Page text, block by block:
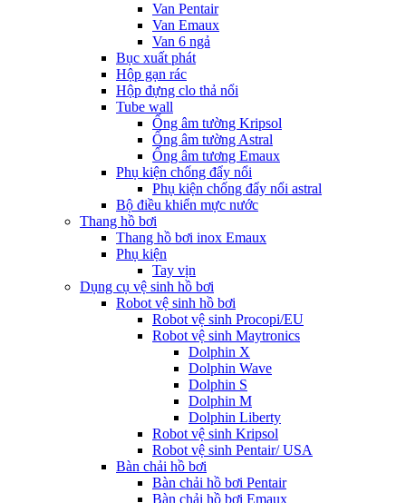
Van Pentair
Van Emaux
Van 6 ngả
Bục xuất phát
Hộp gạn rác
Hộp đựng clo thả nổi
Tube wall
Ống âm tường Kripsol
Ống âm tường Astral
Ống âm tương Emaux
Phụ kiện chống đẩy nổi
Phụ kiện chống đẩy nổi astral
Bộ điều khiển mực nước
Thang hồ bơi
Thang hồ bơi inox Emaux
Phụ kiện
Tay vịn
Dụng cụ vệ sinh hồ bơi
Robot vệ sinh hồ bơi
Robot vệ sinh Procopi/EU
Robot vệ sinh Maytronics
Dolphin X
Dolphin Wave
Dolphin S
Dolphin M
Dolphin Liberty
Robot vệ sinh Kripsol
Robot vệ sinh Pentair/ USA
Bàn chải hồ bơi
Bàn chải hồ bơi Pentair
Bàn chải hồ bơi Emaux